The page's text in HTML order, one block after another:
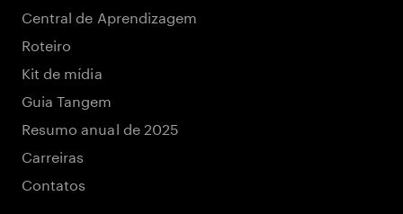
Central de Aprendizagem
Roteiro
Kit de mídia
Guia Tangem
Resumo anual de 2025
Carreiras
Contatos